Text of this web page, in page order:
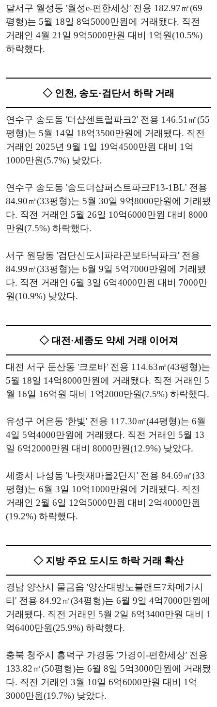
달서구 월성동 '월성e-편한세상' 전용 182.97㎡(69
평형)는 5월 18일 8억5000만원에 거래됐다. 직전
거래인 4월 21일 9억5000만원 대비 1억원(10.5%)
하락했다.
◇ 인천, 송도·검단서 하락 거래
연수구 송도동 '더샵센트럴파크2' 전용 146.51㎡(55
평형)는 5월 14일 18억3500만원에 거래됐다. 직전
거래인 2025년 9월 1일 19억4500만원 대비 1억
1000만원(5.7%) 낮았다.
연수구 송도동 '송도더샵퍼스트파크F13-1BL' 전용
84.90㎡(33평형)는 5월 30일 9억8000만원에 거래됐
다. 직전 거래인 5월 26일 10억6000만원 대비 8000
만원(7.5%) 하락했다.
서구 원당동 '검단신도시파라곤보타닉파크' 전용
84.99㎡(33평형)는 6월 9일 5억7000만원에 거래됐
다. 직전 거래인 6월 3일 6억4000만원 대비 7000만
원(10.9%) 낮았다.
◇ 대전·세종도 약세 거래 이어져
대전 서구 둔산동 '크로바' 전용 114.63㎡(43평형)는
5월 18일 14억8000만원에 거래됐다. 직전 거래인 5
월 16일 16억원 대비 1억2000만원(7.5%) 하락했다.
유성구 어은동 '한빛' 전용 117.30㎡(44평형)는 6월
4일 5억4000만원에 거래됐다. 직전 거래인 5월 13
일 6억2000만원 대비 8000만원(12.9%) 낮았다.
세종시 나성동 '나릿재마을2단지' 전용 84.69㎡(33
평형)는 6월 3일 10억1000만원에 거래됐다. 직전
거래인 2월 6일 12억5000만원 대비 2억4000만원
(19.2%) 하락했다.
◇ 지방 주요 도시도 하락 거래 확산
경남 양산시 물금읍 '양산대방노블랜드7차메가시
티' 전용 84.92㎡(34평형)는 6월 9일 4억7000만원에
거래됐다. 직전 거래인 5월 2일 6억3400만원 대비 1
억6400만원(25.9%) 하락했다.
충북 청주시 흥덕구 가경동 '가경이-편한세상' 전용
133.82㎡(50평형)는 6월 8일 5억3000만원에 거래됐
다. 직전 거래인 3월 10일 6억6000만원 대비 1억
3000만원(19.7%) 낮았다.